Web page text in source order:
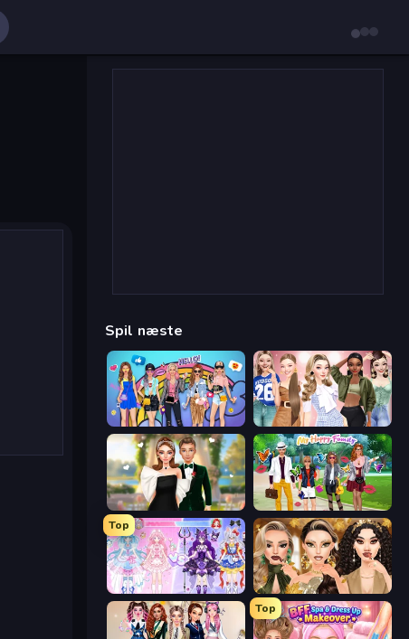
Spil næste
College Girls Team Makeover Fashion Week 2025
Valentine's Day Proposal Superstar Family Dress Up
Top
Idol Livestream: Fashion Game Autumn Glam Gala
Top